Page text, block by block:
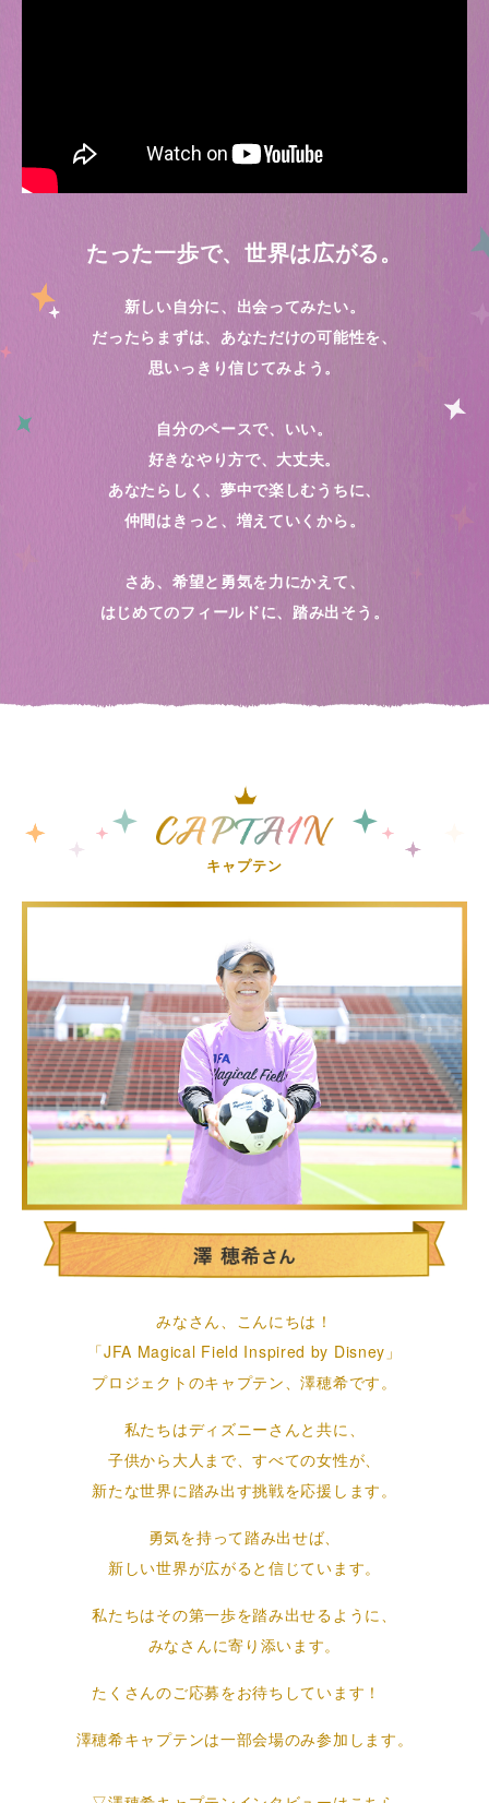
たった一歩で、世界は広がる。
新しい自分に、出会ってみたい。
だったらまずは、あなただけの可能性を、
思いっきり信じてみよう。
自分のペースで、いい。
好きなやり方で、大丈夫。
あなたらしく、夢中で楽しむうちに、
仲間はきっと、増えていくから。
さあ、希望と勇気を力にかえて、
はじめてのフィールドに、踏み出そう。
キャプテン
みなさん、こんにちは！
「JFA Magical Field Inspired by Disney」
プロジェクトのキャプテン、澤穂希です。
私たちはディズニーさんと共に、
子供から大人まで、すべての女性が、
新たな世界に踏み出す挑戦を応援します。
勇気を持って踏み出せば、
新しい世界が広がると信じています。
私たちはその第一歩を踏み出せるように、
みなさんに寄り添います。
たくさんのご応募をお待ちしています！
澤穂希キャプテンは一部会場のみ参加します。